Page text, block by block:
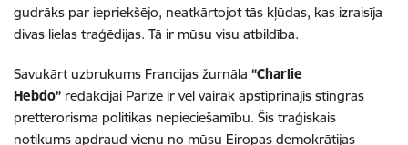
gudrāks par iepriekšējo, neatkārtojot tās kļūdas, kas izraisīja
divas lielas traģēdijas. Tā ir mūsu visu atbildība.
Savukārt uzbrukums Francijas žurnāla “Charlie
Hebdo” redakcijai Parīzē ir vēl vairāk apstiprinājis stingras
pretterorisma politikas nepieciešamību. Šis traģiskais
notikums apdraud vienu no mūsu Eiropas demokrātijas